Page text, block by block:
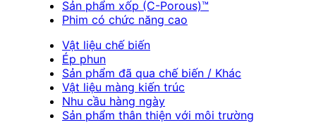
Sản phẩm xốp (C-Porous)™
Phim có chức năng cao
Vật liệu chế biến
Ép phun
Sản phẩm đã qua chế biến / Khác
Vật liệu màng kiến trúc
Nhu cầu hàng ngày
Sản phẩm thân thiện với môi trường